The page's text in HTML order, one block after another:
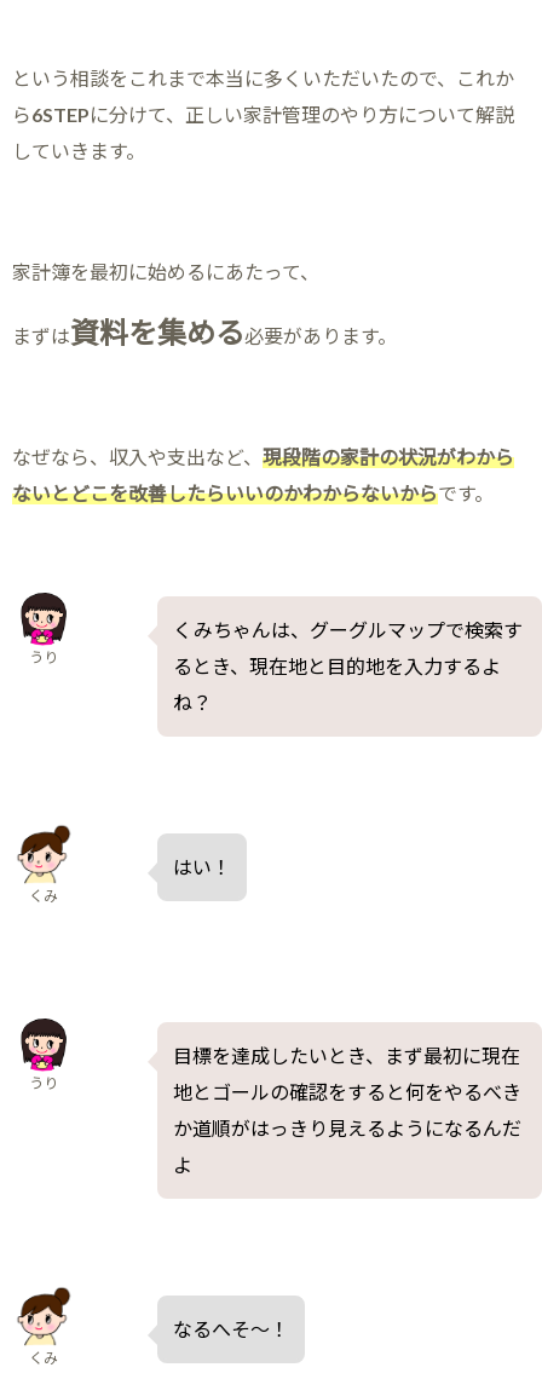
という相談をこれまで本当に多くいただいたので、これか
ら6STEPに分けて、正しい家計管理のやり方について解説
していきます。
家計簿を最初に始めるにあたって、
まずは資料を集める必要があります。
なぜなら、収入や支出など、 現段階の家計の状況がわから
ないとどこを改善したらいいのかわからないからです。
くみちゃんは、グーグルマップで検索す
るとき、現在地と目的地を入力するよ
ね？
うり
はい！
くみ
目標を達成したいとき、まず最初に現在
地とゴールの確認をすると何をやるべき
か道順がはっきり見えるようになるんだ
よ
うり
なるへそ～！
くみ